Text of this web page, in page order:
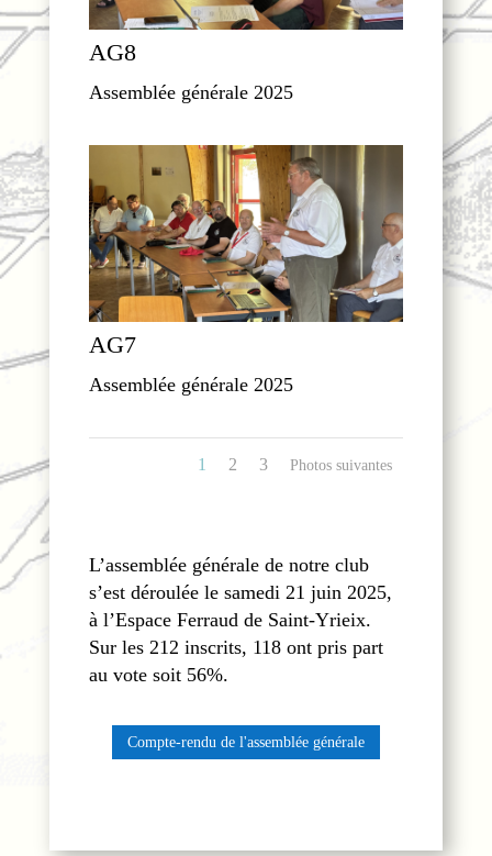
AG8
Assemblée générale 2025
AG7
Assemblée générale 2025
1 2 3
L’assemblée générale de notre club
s’est déroulée le samedi 21 juin 2025,
à l’Espace Ferraud de Saint-Yrieix.
Sur les 212 inscrits, 118 ont pris part
au vote soit 56%.
Compte-rendu de l'assemblée générale